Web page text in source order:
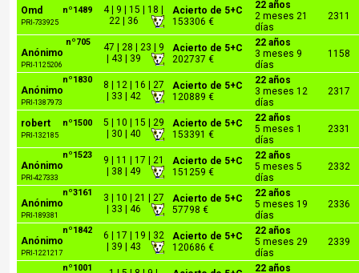
nº1489
Omd
PRI-733925
4 | 9 | 15 | 18 |
22 | 36
Acierto de 5+C
153306 €
22 años
2 meses 21
días
2311
nº705
Anónimo
PRI-1125206
47 | 28 | 23 | 9
| 43 | 39
Acierto de 5+C
202737 €
22 años
3 meses 9
días
1158
nº1830
Anónimo
PRI-1387973
8 | 12 | 16 | 27
| 33 | 42
Acierto de 5+C
120889 €
22 años
3 meses 12
días
2317
nº1500
robert
PRI-132185
5 | 10 | 15 | 29
| 30 | 40
Acierto de 5+C
153391 €
22 años
5 meses 1
días
2331
nº1523
Anónimo
PRI-427333
9 | 11 | 17 | 21
| 38 | 49
Acierto de 5+C
151259 €
22 años
5 meses 5
días
2332
nº3161
Anónimo
PRI-189381
3 | 10 | 21 | 27
| 33 | 46
Acierto de 5+C
57798 €
22 años
5 meses 19
días
2336
nº1842
Anónimo
PRI-1221217
6 | 17 | 19 | 32
| 39 | 43
Acierto de 5+C
120686 €
22 años
5 meses 29
días
2339
nº1001
22 años